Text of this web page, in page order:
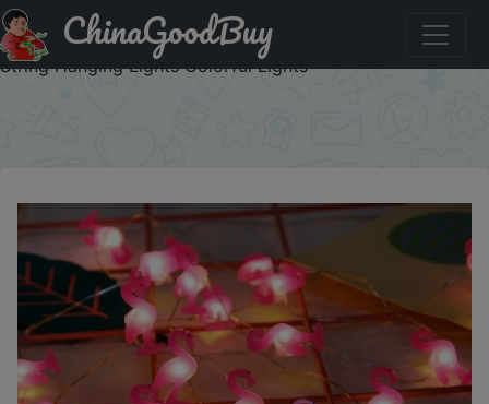
Придбати по акціи LED String Light Lamingo Pineapple
Stars Watermelon Pineapple Bedroom Decoration Lights
String Hanging Lights Colorful Lights
ChinaGoodBuy